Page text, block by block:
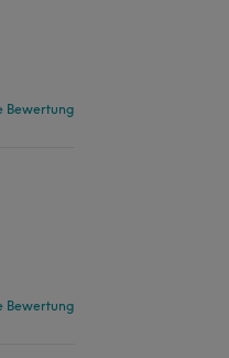
Bewertung
Bewertung